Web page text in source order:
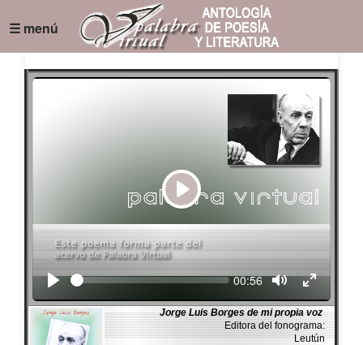
☰ menú
Play
Seek Current
00:56
Jorge Luis Borges de mi propia voz
Editora del fonograma:
Leutún